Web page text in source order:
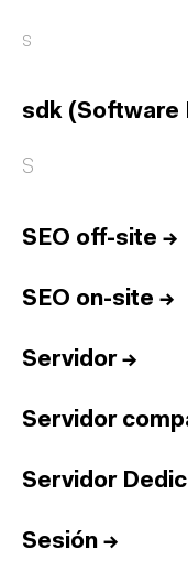
s
sdk (Software
S
SEO off-site →
SEO on-site →
Servidor→
Servidor
Servidor
Sesión →
Inicio
Informes
Sesiones
Premios
Contacto
Legal
Privacidad
Twitter3.332
Newsletter31.730